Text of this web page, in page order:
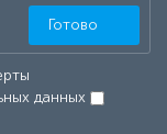
данных
Готово